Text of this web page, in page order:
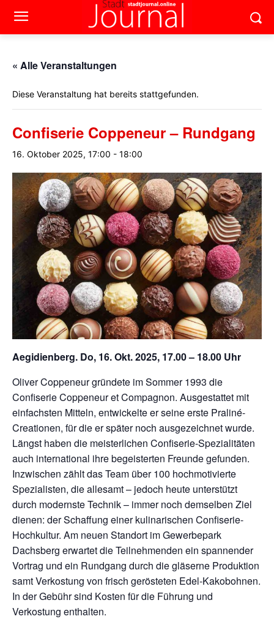
« Alle Veranstaltungen
Diese Veranstaltung hat bereits stattgefunden.
Confiserie Coppeneur – Rundgang
16. Oktober 2025, 17:00 - 18:00
Aegidienberg. Do, 16. Okt. 2025, 17.00 – 18.00 Uhr
Oliver Coppeneur gründete im Sommer 1993 die
Confiserie Coppeneur et Compagnon. Ausgestattet mit
einfachsten Mitteln, entwickelte er seine erste Praliné-
Creationen, für die er später noch ausgezeichnet wurde.
Längst haben die meisterlichen Confiserie-Spezialitäten
auch international ihre begeisterten Freunde gefunden.
Inzwischen zählt das Team über 100 hochmotivierte
Spezialisten, die allesamt – jedoch heute unterstützt
durch modernste Technik – immer noch demselben Ziel
dienen: der Schaffung einer kulinarischen Confiserie-
Hochkultur. Am neuen Standort im Gewerbepark
Dachsberg erwartet die Teilnehmenden ein spannender
Vortrag und ein Rundgang durch die gläserne Produktion
samt Verkostung von frisch gerösteten Edel-Kakobohnen.
In der Gebühr sind Kosten für die Führung und
Verkostung enthalten.